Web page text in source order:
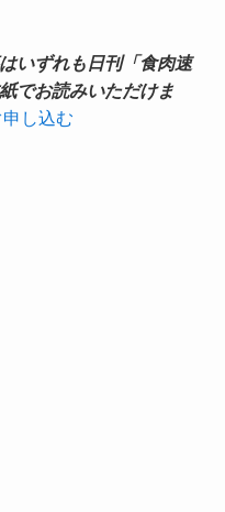
いずれも日刊「食肉速
でお読みいただけま
し込む